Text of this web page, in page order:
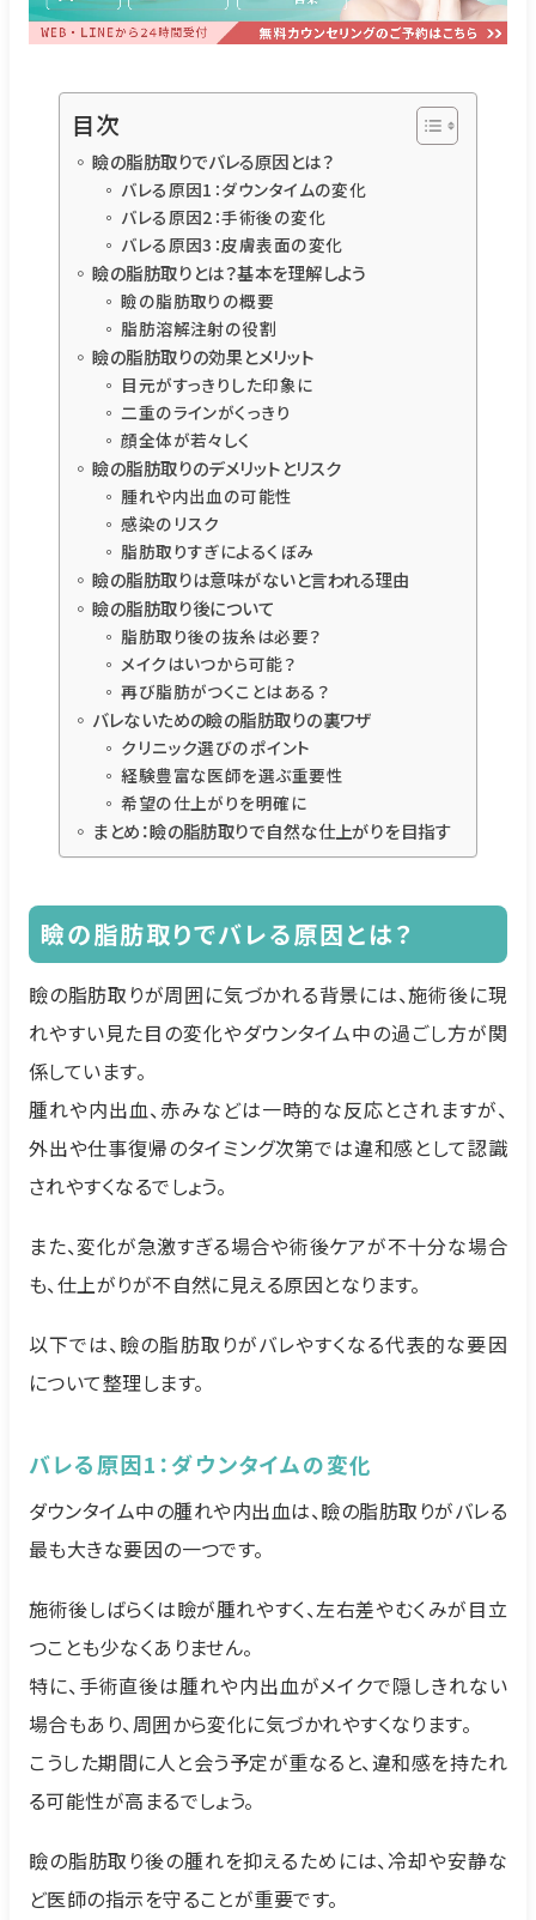
目次
瞼の脂肪取りでバレる原因とは？
バレる原因1：ダウンタイムの変化
バレる原因2：手術後の変化
バレる原因3：皮膚表面の変化
瞼の脂肪取りとは？基本を理解しよう
瞼の脂肪取りの概要
脂肪溶解注射の役割
瞼の脂肪取りの効果とメリット
目元がすっきりした印象に
二重のラインがくっきり
顔全体が若々しく
瞼の脂肪取りのデメリットとリスク
腫れや内出血の可能性
感染のリスク
脂肪取りすぎによるくぼみ
瞼の脂肪取りは意味がないと言われる理由
瞼の脂肪取り後について
脂肪取り後の抜糸は必要？
メイクはいつから可能？
再び脂肪がつくことはある？
バレないための瞼の脂肪取りの裏ワザ
クリニック選びのポイント
経験豊富な医師を選ぶ重要性
希望の仕上がりを明確に
まとめ：瞼の脂肪取りで自然な仕上がりを目指す
瞼の脂肪取りでバレる原因とは？
瞼の脂肪取りが周囲に気づかれる背景には、施術後に現
れやすい見た目の変化やダウンタイム中の過ごし方が関
係しています。
腫れや内出血、赤みなどは一時的な反応とされますが、
外出や仕事復帰のタイミング次第では違和感として認識
されやすくなるでしょう。
また、変化が急激すぎる場合や術後ケアが不十分な場合
も、仕上がりが不自然に見える原因となります。
以下では、瞼の脂肪取りがバレやすくなる代表的な要因
について整理します。
バレる原因1：ダウンタイムの変化
ダウンタイム中の腫れや内出血は、瞼の脂肪取りがバレる
最も大きな要因の一つです。
施術後しばらくは瞼が腫れやすく、左右差やむくみが目立
つことも少なくありません。
特に、手術直後は腫れや内出血がメイクで隠しきれない
場合もあり、周囲から変化に気づかれやすくなります。
こうした期間に人と会う予定が重なると、違和感を持たれ
る可能性が高まるでしょう。
瞼の脂肪取り後の腫れを抑えるためには、冷却や安静な
ど医師の指示を守ることが重要です。